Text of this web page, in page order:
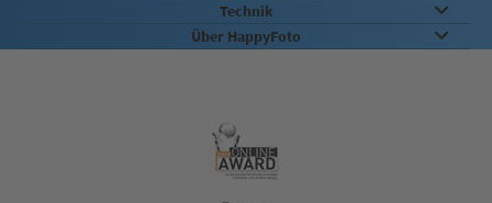
Technik
Über HappyFoto